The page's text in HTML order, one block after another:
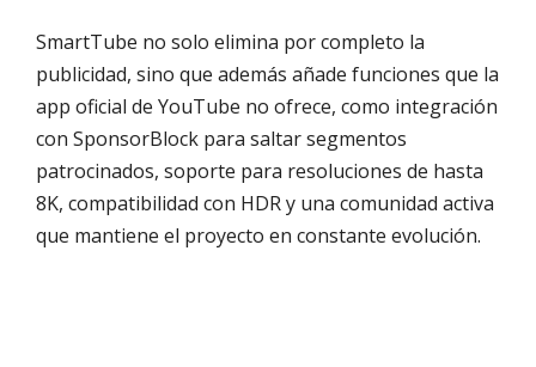
SmartTube no solo elimina por completo la
publicidad, sino que además añade funciones que la
app oficial de YouTube no ofrece, como integración
con SponsorBlock para saltar segmentos
patrocinados, soporte para resoluciones de hasta
8K, compatibilidad con HDR y una comunidad activa
que mantiene el proyecto en constante evolución.